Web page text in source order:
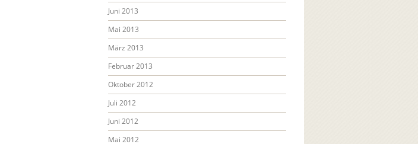
Juni 2013
Mai 2013
März 2013
Februar 2013
Oktober 2012
Juli 2012
Juni 2012
Mai 2012